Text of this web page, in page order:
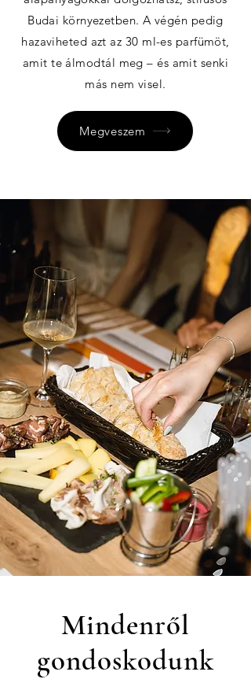
Budai környezetben. A végén pedig
hazaviheted azt az 30 ml-es parfümöt,
amit te álmodtál meg – és amit senki
más nem visel.
Megveszem
Mindenről
gondoskodunk